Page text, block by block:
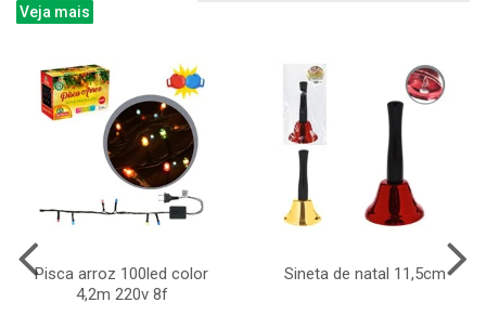
Veja mais
Pisca arroz 100led color
4,2m 220v 8f
Sineta de natal 11,5cm